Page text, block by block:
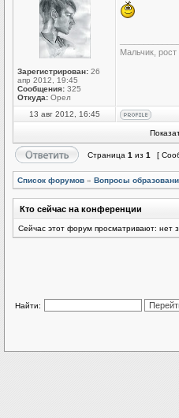
Зарегистрирован: 26
апр 2012, 19:45
Сообщения: 325
Откуда: Орел
Мальчик,
13 авг 2012, 16:45
Страница 1 из 1 [
Список форумов » Вопросы
Кто сейчас на конференции
Сейчас этот форум просматривают: нет
Найти: